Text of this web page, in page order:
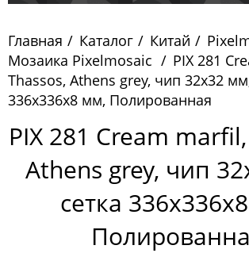
Китай
Pixelmosaic
Мозаика Pixelmosaic
Зеркала NS Bath
Керамогранит NSceramic
Керамогранит Staro
Главная Каталог Китай
Мозаика Pixelmosaic
PIX 281
Thassos, Athens grey, чип 32x32
336х336x8 мм, Полированная
PIX 281 Cream
Athens grey, чип
сетка